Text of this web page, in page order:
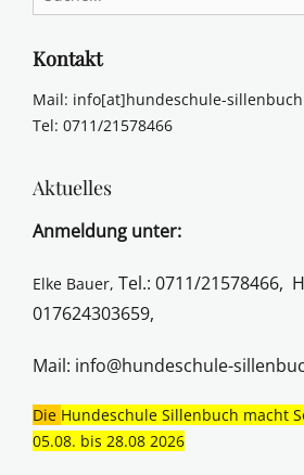
for:
Kontakt
Mail: info[at]hundeschule-
Tel: 0711/21578466
Aktuelles
Anmeldung unter:
Elke Bauer, Tel.: 0711/21578466,
017624303659,
Mail: info@hundeschule-
Die Hundeschule Sillenbuch macht
05.08. bis 28.08 2026